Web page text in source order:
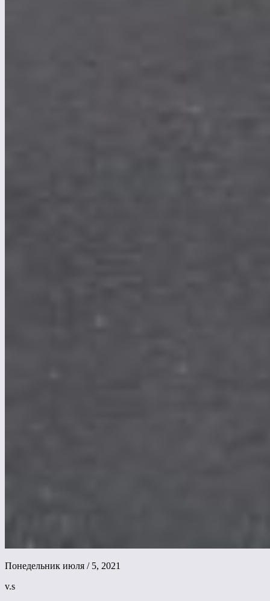
Понедельник июля / 5, 2021
v.s